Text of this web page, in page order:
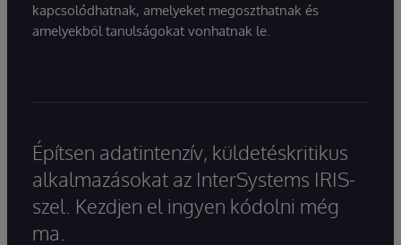
kapcsolódhatnak, amelyeket megoszthatnak és
amelyekből tanulságokat vonhatnak le.
Építsen adatintenzív, küldetéskritikus
alkalmazásokat az InterSystems IRIS-
szel. Kezdjen el ingyen kódolni még
ma.